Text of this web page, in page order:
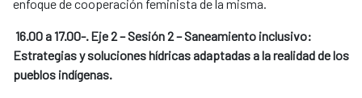
enfoque de cooperación feminista de la misma.
16.00 a 17.00-. Eje 2 – Sesión 2 – Saneamiento inclusivo:
Estrategias y soluciones hídricas adaptadas a la realidad de los
pueblos indígenas.